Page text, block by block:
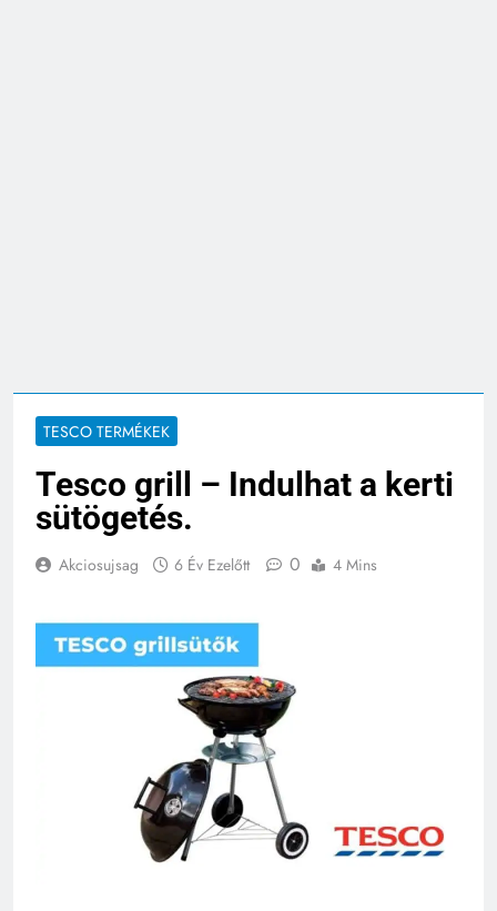
TESCO TERMÉKEK
Tesco grill – Indulhat a kerti
sütögetés.
Akciosujsag 6 Év Ezelőtt 0 4 Mins